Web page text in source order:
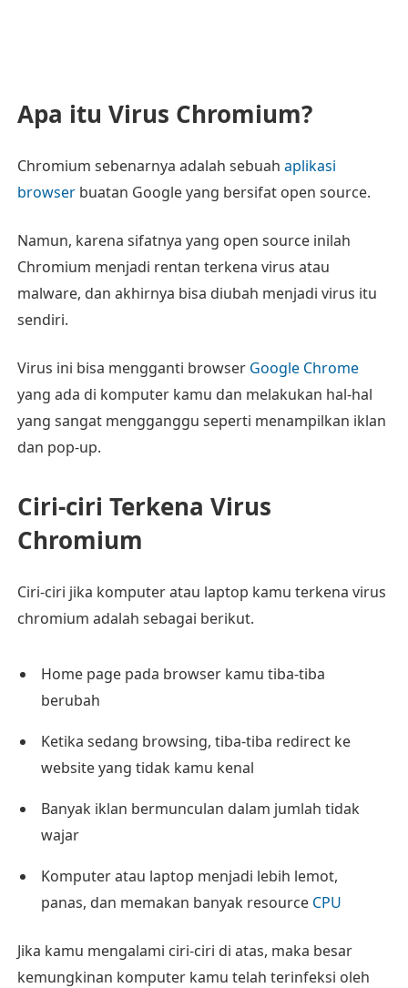
Apa itu Virus Chromium?
Chromium sebenarnya adalah sebuah aplikasi
browserbuatan Google yang bersifat open source.
Namun, karena sifatnya yang open source inilah
Chromium menjadi rentan terkena virus atau
malware, dan akhirnya bisa diubah menjadi virus itu
sendiri.
Virus ini bisa mengganti browser Google Chrome
yang ada di komputer kamu dan melakukan hal-hal
yang sangat mengganggu seperti menampilkan iklan
dan pop-up.
Ciri-ciri Terkena Virus
Chromium
Ciri-ciri jika komputer atau laptop kamu terkena virus
chromium adalah sebagai berikut.
Home page pada browser kamu tiba-tiba
berubah
Ketika sedang browsing, tiba-tiba redirect ke
website yang tidak kamu kenal
Banyak iklan bermunculan dalam jumlah tidak
wajar
Komputer atau laptop menjadi lebih lemot,
panas, dan memakan banyak resource CPU
Jika kamu mengalami ciri-ciri di atas, maka besar
kemungkinan komputer kamu telah terinfeksi oleh